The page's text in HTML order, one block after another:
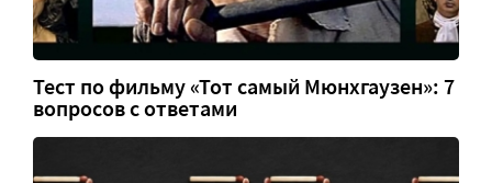
Тест по фильму «Тот самый Мюнхгаузен»: 7
вопросов с ответами